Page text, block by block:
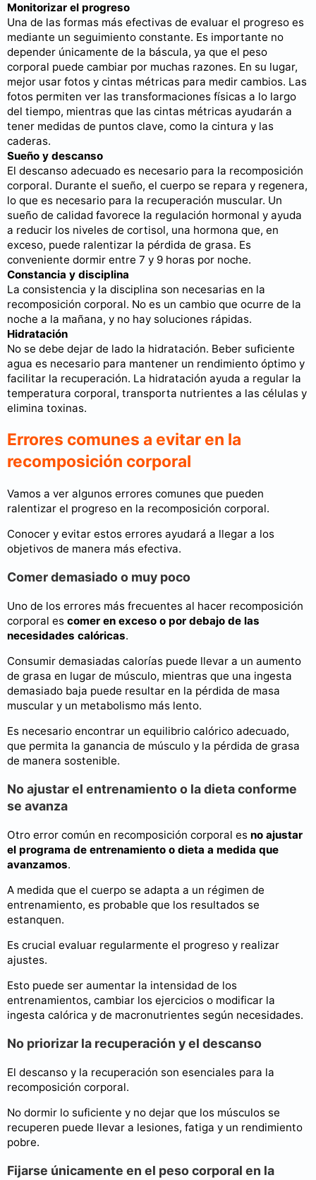
Monitorizar el progreso
Una de las formas más efectivas de evaluar el progreso es
mediante un seguimiento constante. Es importante no
depender únicamente de la báscula, ya que el peso
corporal puede cambiar por muchas razones. En su lugar,
mejor usar fotos y cintas métricas para medir cambios. Las
fotos permiten ver las transformaciones físicas a lo largo
del tiempo, mientras que las cintas métricas ayudarán a
tener medidas de puntos clave, como la cintura y las
caderas.
Sueño y descanso
El descanso adecuado es necesario para la recomposición
corporal. Durante el sueño, el cuerpo se repara y regenera,
lo que es necesario para la recuperación muscular. Un
sueño de calidad favorece la regulación hormonal y ayuda
a reducir los niveles de cortisol, una hormona que, en
exceso, puede ralentizar la pérdida de grasa. Es
conveniente dormir entre 7 y 9 horas por noche.
Constancia y disciplina
La consistencia y la disciplina son necesarias en la
recomposición corporal. No es un cambio que ocurre de la
noche a la mañana, y no hay soluciones rápidas.
Hidratación
No se debe dejar de lado la hidratación. Beber suficiente
agua es necesario para mantener un rendimiento óptimo y
facilitar la recuperación. La hidratación ayuda a regular la
temperatura corporal, transporta nutrientes a las células y
elimina toxinas.
Errores comunes a evitar en la
recomposición corporal
Vamos a ver algunos errores comunes que pueden
ralentizar el progreso en la recomposición corporal.
Conocer y evitar estos errores ayudará a llegar a los
objetivos de manera más efectiva.
Comer demasiado o muy poco
Uno de los errores más frecuentes al hacer recomposición
corporal es comer en exceso o por debajo de las
necesidades calóricas.
Consumir demasiadas calorías puede llevar a un aumento
de grasa en lugar de músculo, mientras que una ingesta
demasiado baja puede resultar en la pérdida de masa
muscular y un metabolismo más lento.
Es necesario encontrar un equilibrio calórico adecuado,
que permita la ganancia de músculo y la pérdida de grasa
de manera sostenible.
No ajustar el entrenamiento o la dieta conforme
se avanza
Otro error común en recomposición corporal es no ajustar
el programa de entrenamiento o dieta a medida que
avanzamos.
A medida que el cuerpo se adapta a un régimen de
entrenamiento, es probable que los resultados se
estanquen.
Es crucial evaluar regularmente el progreso y realizar
ajustes.
Esto puede ser aumentar la intensidad de los
entrenamientos, cambiar los ejercicios o modificar la
ingesta calórica y de macronutrientes según necesidades.
No priorizar la recuperación y el descanso
El descanso y la recuperación son esenciales para la
recomposición corporal.
No dormir lo suficiente y no dejar que los músculos se
recuperen puede llevar a lesiones, fatiga y un rendimiento
pobre.
Fijarse únicamente en el peso corporal en la